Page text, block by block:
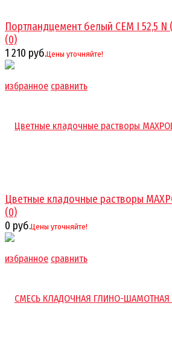
избранное сравнить
Портландцемент белый CEM I 52,5 N
(0)
1 210 руб.Цены уточняйте!
избранное сравнить
Цветные кладочные растворы
(0)
0 руб.Цены уточняйте!